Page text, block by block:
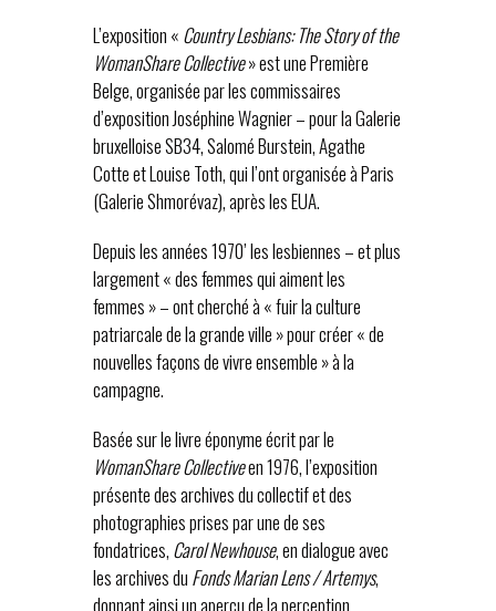
L’exposition « Country Lesbians: The Story of the
WomanShare Collective» est une Première
Belge, organisée par les commissaires
d’exposition Joséphine Wagnier – pour la Galerie
bruxelloise SB34, Salomé Burstein, Agathe
Cotte et Louise Toth, qui l’ont organisée à Paris
(Galerie Shmorévaz), après les EUA.
Depuis les années 1970’ les lesbiennes – et plus
largement « des femmes qui aiment les
femmes » – ont cherché à « fuir la culture
patriarcale de la grande ville » pour créer « de
nouvelles façons de vivre ensemble » à la
campagne.
Basée sur le livre éponyme écrit par le
WomanShare Collectiveen 1976, l’exposition
présente des archives du collectif et des
photographies prises par une de ses
fondatrices, Carol Newhouse, en dialogue avec
les archives du Fonds Marian Lens / Artemys,
donnant ainsi un aperçu de la perception